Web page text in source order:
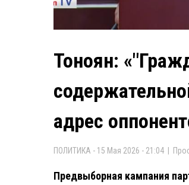
Тоноян:
адрес
ПОЛИТИКА - 15 Мая 2026 - 21:04 |
Предвыборная кампания